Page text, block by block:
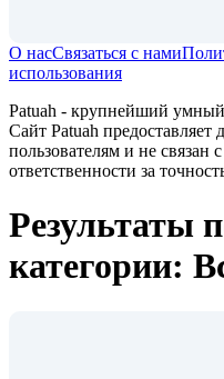
О насСвязаться с нами
использования
Patuah - крупнейший умный
Сайт Patuah предоставляет
пользователям и не связан
ответственности за
Результаты
категории: